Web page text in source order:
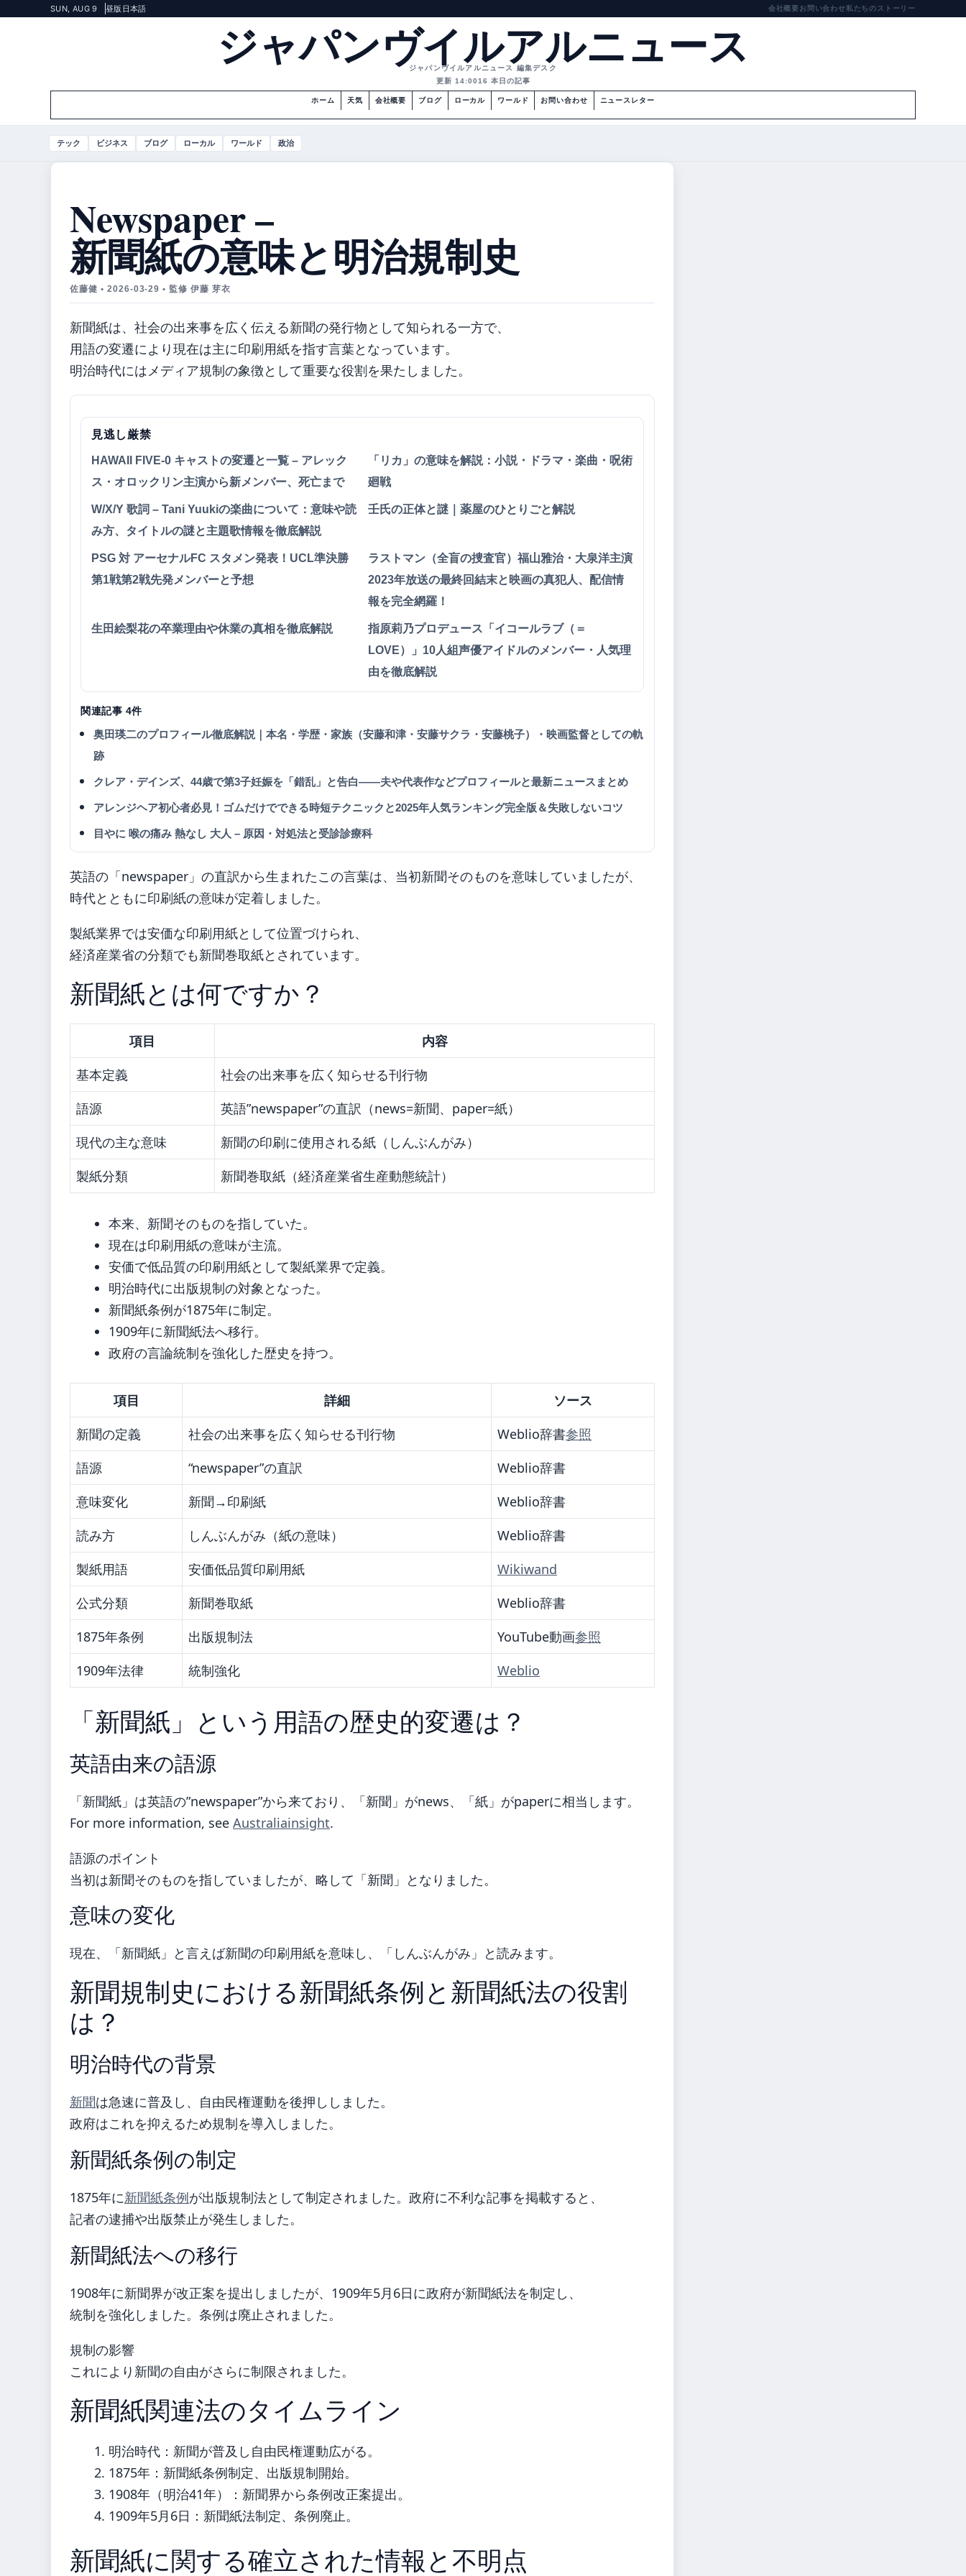
SUN, AUG 9 昼版 日本語 会社概要お問い合わせ私たちのストーリー
ジャパンヴイルアルニュース
ジャパンヴイルアルニュース 編集デスク
更新 14:0016 本日の記事
ホーム 天気 会社概要 ブログ ローカル ワールド お問い合わせ ニュースレター
テック ビジネス ブログ ローカル ワールド 政治
Newspaper –
新聞紙の意味と明治規制史
佐藤健 • 2026-03-29 • 監修 伊藤 芽衣
新聞紙は、社会の出来事を広く伝える新聞の発行物として知られる一方で、
用語の変遷により現在は主に印刷用紙を指す言葉となっています。
明治時代にはメディア規制の象徴として重要な役割を果たしました。
見逃し厳禁
HAWAII FIVE-0 キャストの変遷と一覧 – アレック
ス・オロックリン主演から新メンバー、死亡まで
「リカ」の意味を解説：小説・ドラマ・楽曲・呪術
廻戦
W/X/Y 歌詞 – Tani Yuukiの楽曲について：意味や読
み方、タイトルの謎と主題歌情報を徹底解説
壬氏の正体と謎｜薬屋のひとりごと解説
PSG 対 アーセナルFC スタメン発表！UCL準決勝
第1戦第2戦先発メンバーと予想
ラストマン（全盲の捜査官）福山雅治・大泉洋主演
2023年放送の最終回結末と映画の真犯人、配信情
報を完全網羅！
生田絵梨花の卒業理由や休業の真相を徹底解説
指原莉乃プロデュース「イコールラブ（＝
LOVE）」10人組声優アイドルのメンバー・人気理
由を徹底解説
関連記事 4件
奥田瑛二のプロフィール徹底解説｜本名・学歴・家族（安藤和津・安藤サクラ・安藤桃子）・映画監督としての軌
跡
クレア・デインズ、44歳で第3子妊娠を「錯乱」と告白――夫や代表作などプロフィールと最新ニュースまとめ
アレンジヘア初心者必見！ゴムだけでできる時短テクニックと2025年人気ランキング完全版＆失敗しないコツ
目やに 喉の痛み 熱なし 大人 – 原因・対処法と受診診療科
英語の「newspaper」の直訳から生まれたこの言葉は、当初新聞そのものを意味していましたが、
時代とともに印刷紙の意味が定着しました。
製紙業界では安価な印刷用紙として位置づけられ、
経済産業省の分類でも新聞巻取紙とされています。
新聞紙とは何ですか？
項目
内容
基本定義
社会の出来事を広く知らせる刊行物
語源
英語”newspaper”の直訳（news=新聞、paper=紙）
現代の主な意味
新聞の印刷に使用される紙（しんぶんがみ）
製紙分類
新聞巻取紙（経済産業省生産動態統計）
本来、新聞そのものを指していた。
現在は印刷用紙の意味が主流。
安価で低品質の印刷用紙として製紙業界で定義。
明治時代に出版規制の対象となった。
新聞紙条例が1875年に制定。
1909年に新聞紙法へ移行。
政府の言論統制を強化した歴史を持つ。
項目 詳細
ソース
新聞の定義
社会の出来事を広く知らせる刊行物 Weblio辞書参照
語源
“newspaper”の直訳
Weblio辞書
意味変化
新聞→印刷紙
Weblio辞書
読み方
しんぶんがみ（紙の意味）
Weblio辞書
製紙用語
安価低品質印刷用紙
Wikiwand
公式分類
新聞巻取紙
Weblio辞書
1875年条例
出版規制法 YouTube動画参照
1909年法律
統制強化 Weblio
「新聞紙」という用語の歴史的変遷は？
英語由来の語源
「新聞紙」は英語の”newspaper”から来ており、「新聞」がnews、「紙」がpaperに相当します。
For more information, see Australiainsight.
語源のポイント
当初は新聞そのものを指していましたが、略して「新聞」となりました。
意味の変化
現在、「新聞紙」と言えば新聞の印刷用紙を意味し、「しんぶんがみ」と読みます。
新聞規制史における新聞紙条例と新聞紙法の役割
は？
明治時代の背景
新聞は急速に普及し、自由民権運動を後押ししました。
政府はこれを抑えるため規制を導入しました。
新聞紙条例の制定
1875年に新聞紙条例が出版規制法として制定されました。政府に不利な記事を掲載すると、
記者の逮捕や出版禁止が発生しました。
新聞紙法への移行
1908年に新聞界が改正案を提出しましたが、1909年5月6日に政府が新聞紙法を制定し、
統制を強化しました。条例は廃止されました。
規制の影響
これにより新聞の自由がさらに制限されました。
新聞紙関連法のタイムライン
明治時代：新聞が普及し自由民権運動広がる。
1875年：新聞紙条例制定、出版規制開始。
1908年（明治41年）：新聞界から条例改正案提出。
1909年5月6日：新聞紙法制定、条例廃止。
新聞紙に関する確立された情報と不明点